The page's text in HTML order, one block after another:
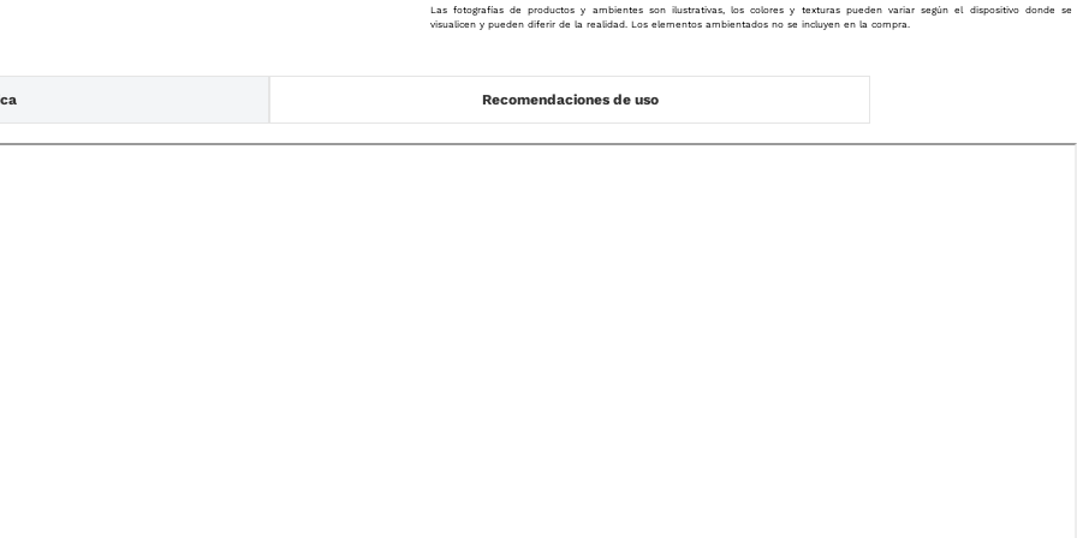
Las fotografías de productos y ambientes son ilustrativas, los colores y texturas pueden variar según el dispositivo donde se
visualicen y pueden diferir de la realidad. Los elementos ambientados no se incluyen en la compra.
Recomendaciones de uso